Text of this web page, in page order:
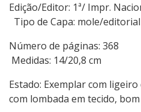
Edição/Editor:
Tipo de Capa: mole/editorial
Número de
Medidas: 14/20,8 cm
Estado: Exemplar com
com lombada em tecido, bom